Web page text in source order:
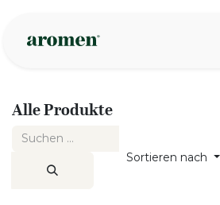
Alle Produkte
Sortieren nach